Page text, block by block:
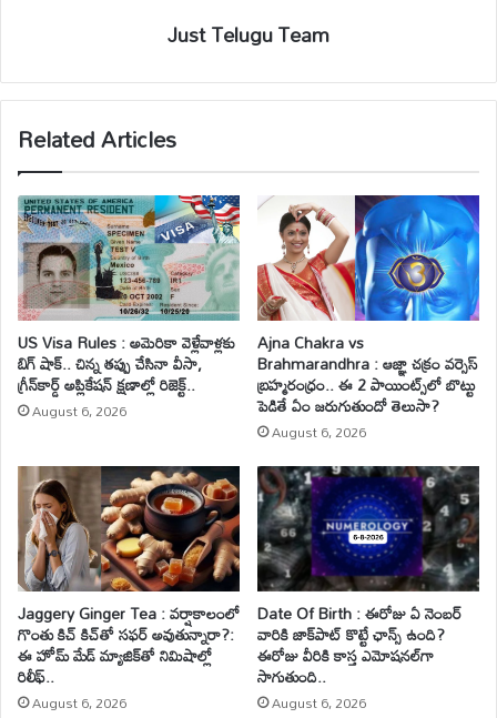
Just Telugu Team
Related Articles
US Visa Rules : అమెరికా వెళ్లేవాళ్లకు
బిగ్ షాక్.. చిన్న తప్పు చేసినా వీసా,
గ్రీన్‌కార్డ్ అప్లికేషన్ క్షణాల్లో రిజెక్ట్..
August 6, 2026
Ajna Chakra vs
Brahmarandhra : ఆజ్ఞా చక్రం వర్సెస్
బ్రహ్మరంధ్రం.. ఈ 2 పాయింట్స్‌లో బొట్టు
పెడితే ఏం జరుగుతుందో తెలుసా?
August 6, 2026
Jaggery Ginger Tea : వర్షాకాలంలో
గొంతు కిచ్ కిచ్‌తో సఫర్ అవుతున్నారా?:
ఈ హోమ్ మేడ్ మ్యాజిక్‌తో నిమిషాల్లో
రిలీఫ్..
August 6, 2026
Date Of Birth : ఈరోజు ఏ నెంబర్
వారికి జాక్‌పాట్ కొట్టే ఛాన్స్ ఉంది?
ఈరోజు వీరికి కాస్త ఎమోషనల్‌గా
సాగుతుంది..
August 6, 2026